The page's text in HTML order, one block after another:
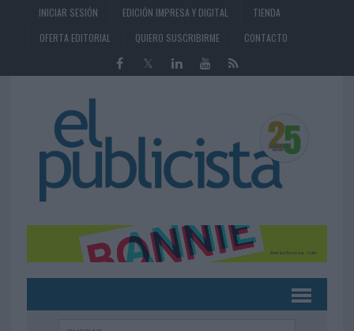
INICIAR SESIÓN EDICIÓN IMPRESA Y DIGITAL
TIENDA
OFERTA EDITORIAL
QUIERO SUSCRIBIRME CONTACTO